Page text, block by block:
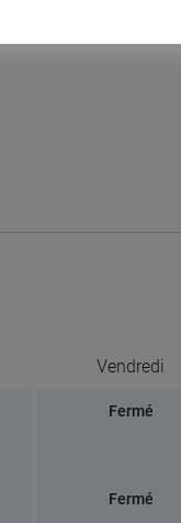
Vendredi
Fermé
Fermé